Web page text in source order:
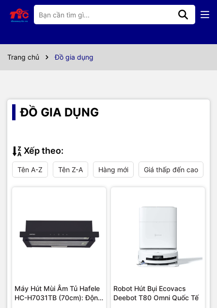
Trang chủ Đồ gia dụng
ĐỒ GIA DỤNG
Xếp theo:
Tên A-Z Tên Z-A Hàng mới Giá thấp đến cao
Máy Hút Mùi Âm Tủ Hafele
HC-H7031TB (70cm): Động
Robot Hút Bụi Ecovacs
Deebot T80 Omni Quốc Tế